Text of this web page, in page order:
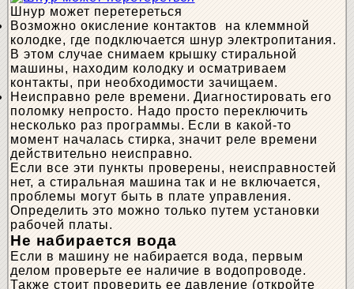
Шнур может перетереться
Возможно окисление контактов на клеммной
колодке, где подключается шнур электропитания.
В этом случае снимаем крышку стиральной
машины, находим колодку и осматриваем
контакты, при необходимости зачищаем.
Неисправно реле времени. Диагностировать его
поломку непросто. Надо просто переключить
несколько раз программы. Если в какой-то
момент началась стирка, значит реле времени
действительно неисправно.
Если все эти пункты проверены, неисправностей
нет, а стиральная машина так и не включается,
проблемы могут быть в плате управления.
Определить это можно только путем установки
рабочей платы.
Не набирается вода
Если в машину не набирается вода, первым
делом проверьте ее наличие в водопроводе.
Также стоит проверить ее давление (откройте